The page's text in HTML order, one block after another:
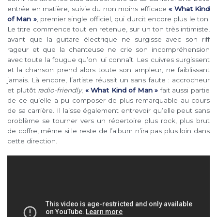
entrée en matière, suivie du non moins efficace « What Kind
of Man », premier single officiel, qui durcit encore plus le ton.
Le titre commence tout en retenue, sur un ton très intimiste,
avant que la guitare électrique ne surgisse avec son riff
rageur et que la chanteuse ne crie son incompréhension
avec toute la fougue qu’on lui connaît. Les cuivres surgissent
et la chanson prend alors toute son ampleur, ne faiblissant
jamais. Là encore, l’artiste réussit un sans faute : accrocheur
et plutôt radio-friendly, « What Kind of Man » fait aussi partie
de ce qu’elle a pu composer de plus remarquable au cours
de sa carrière. Il laisse également entrevoir qu’elle peut sans
problème se tourner vers un répertoire plus rock, plus brut
de coffre, même si le reste de l’album n’ira pas plus loin dans
cette direction.